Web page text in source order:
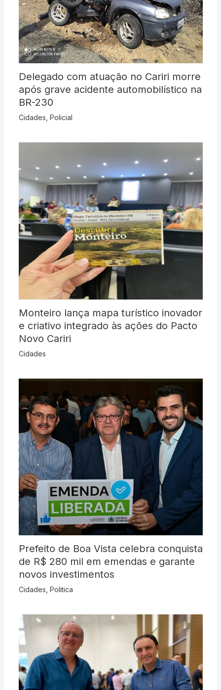
Delegado com atuação no Cariri morre
após grave acidente automobilístico na
BR-230
Cidades Policial
Monteiro lança mapa turístico inovador
e criativo integrado às ações do Pacto
Novo Cariri
Cidades
Prefeito de Boa Vista celebra conquista
de R$ 280 mil em emendas e garante
novos investimentos
Cidades, Politica